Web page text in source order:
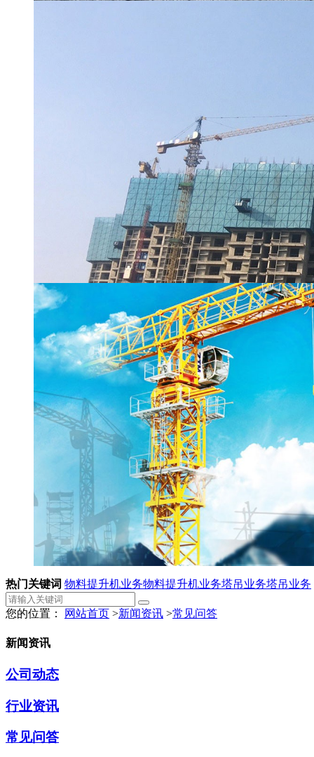
热门关键词 物料提升机业务物料提升机业务塔吊业务塔吊业务
您的位置： 网站首页 >新闻资讯 >常见问答
新闻资讯
公司动态
行业资讯
常见问答